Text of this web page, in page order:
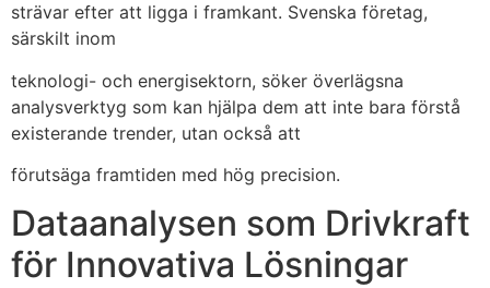
strävar efter att ligga i framkant. Svenska företag,
särskilt inom
teknologi- och energisektorn, söker överlägsna
analysverktyg som kan hjälpa dem att inte bara förstå
existerande trender, utan också att
förutsäga framtiden med hög precision.
Dataanalysen som Drivkraft
för Innovativa Lösningar